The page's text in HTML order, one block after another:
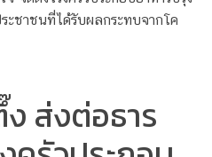
ส่งต่อธาร